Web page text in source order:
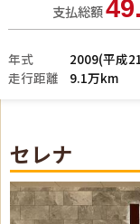
支払総額
年式
2024(令和
走行距離
0.9万km
セレナ